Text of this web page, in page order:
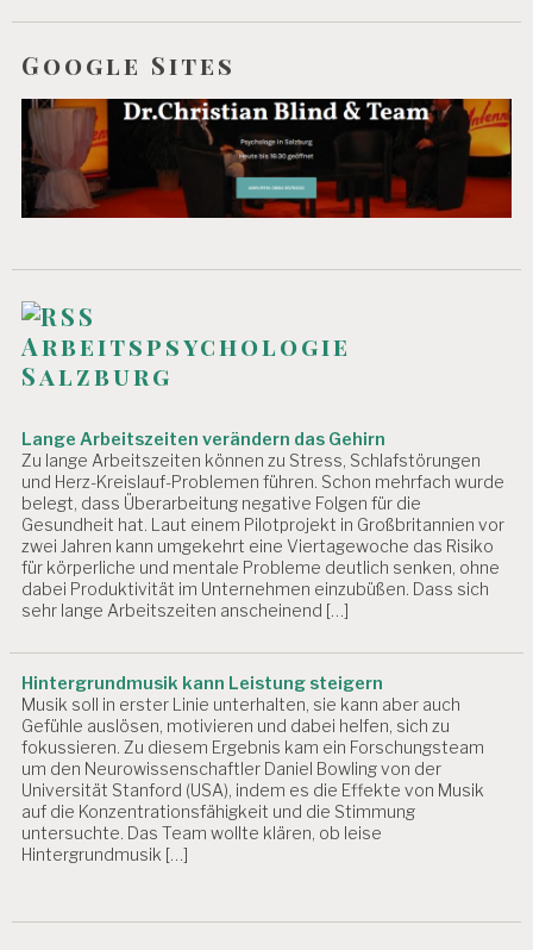
Google Sites
Arbeitspsychologie
Salzburg
Lange Arbeitszeiten verändern das Gehirn
Zu lange Arbeitszeiten können zu Stress, Schlafstörungen
und Herz-Kreislauf-Problemen führen. Schon mehrfach wurde
belegt, dass Überarbeitung negative Folgen für die
Gesundheit hat. Laut einem Pilotprojekt in Großbritannien vor
zwei Jahren kann umgekehrt eine Viertagewoche das Risiko
für körperliche und mentale Probleme deutlich senken, ohne
dabei Produktivität im Unternehmen einzubüßen. Dass sich
sehr lange Arbeitszeiten anscheinend […]
Hintergrundmusik kann Leistung steigern
Musik soll in erster Linie unterhalten, sie kann aber auch
Gefühle auslösen, motivieren und dabei helfen, sich zu
fokussieren. Zu diesem Ergebnis kam ein Forschungsteam
um den Neurowissenschaftler Daniel Bowling von der
Universität Stanford (USA), indem es die Effekte von Musik
auf die Konzentrationsfähigkeit und die Stimmung
untersuchte. Das Team wollte klären, ob leise
Hintergrundmusik […]